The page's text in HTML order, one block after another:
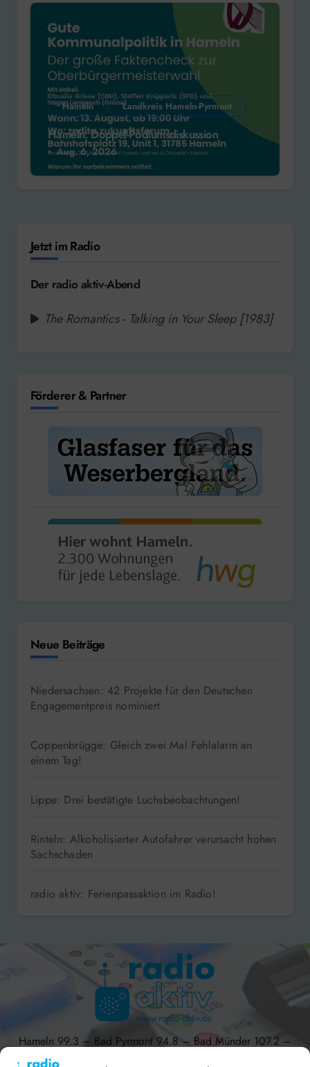
Hameln Landkreis Hameln-Pyrmont
Hameln: Doppel-Podiumsdiskussion
Aug. 6, 2026
Jetzt im Radio
Der radio aktiv-Abend
The Romantics - Talking in Your Sleep [1983]
Förderer & Partner
Neue Beiträge
Niedersachsen: 42 Projekte für den Deutschen
Engagementpreis nominiert
Coppenbrügge: Gleich zwei Mal Fehlalarm an
einem Tag!
Lippe: Drei bestätigte Luchsbeobachtungen!
Rinteln: Alkoholisierter Autofahrer verursacht hohen
Sachschaden
radio aktiv: Ferienpassaktion im Radio!
Hameln 99.3 – Bad Pyrmont 94.8 – Bad Münder 107.2 –
DAB+ 9C